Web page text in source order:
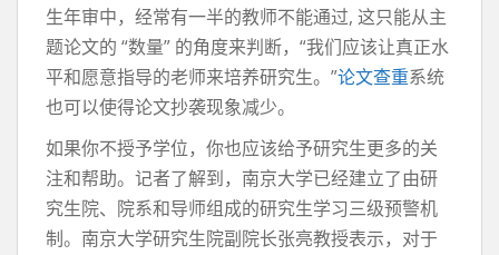
生年审中，经常有一半的教师不能通过, 这只能从主
题论文的 “数量” 的角度来判断，“我们应该让真正水
平和愿意指导的老师来培养研究生。”论文查重系统
也可以使得论文抄袭现象减少。
如果你不授予学位，你也应该给予研究生更多的关
注和帮助。记者了解到，南京大学已经建立了由研
究生院、院系和导师组成的研究生学习三级预警机
制。南京大学研究生院副院长张亮教授表示，对于